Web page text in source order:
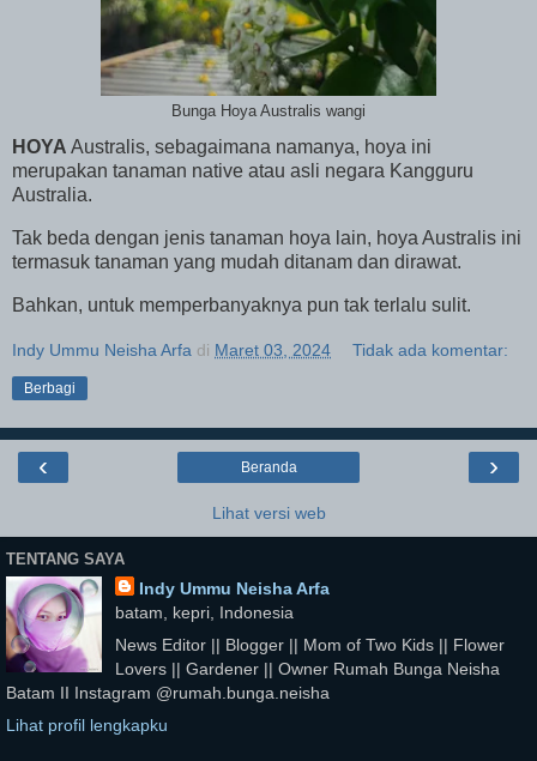
Bunga Hoya Australis wangi
HOYA Australis, sebagaimana namanya, hoya ini
merupakan tanaman native atau asli negara Kangguru
Australia.
Tak beda dengan jenis tanaman hoya lain, hoya Australis ini
termasuk tanaman yang mudah ditanam dan dirawat.
Bahkan, untuk memperbanyaknya pun tak terlalu sulit.
Indy Ummu Neisha Arfa di Maret 03, 2024 Tidak ada komentar:
Berbagi
‹ ›
Beranda
Lihat versi web
TENTANG SAYA
Indy Ummu Neisha Arfa
batam, kepri, Indonesia
News Editor || Blogger || Mom of Two Kids || Flower
Lovers || Gardener || Owner Rumah Bunga Neisha
Batam II Instagram @rumah.bunga.neisha
Lihat profil lengkapku